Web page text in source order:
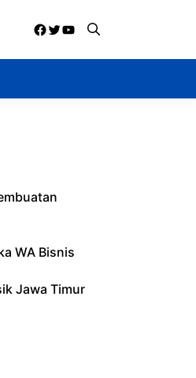
Facebook
Twitter
YouTube
WA Bisnis
Jawa Timur